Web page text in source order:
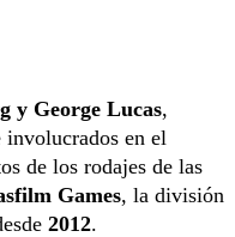
y George Lucas,
involucrados en el
de los rodajes de las
Games, la división
2012.